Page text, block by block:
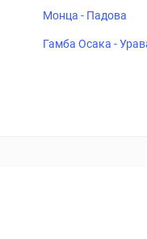
Монца - Падова
Гамба Осака -